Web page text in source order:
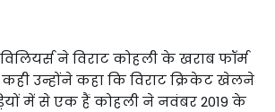
ने विराट कोहली के खराब फॉर्म
उन्होंने कहा कि विराट क्रिकेट खेलने
में से एक हैं कोहली ने नवंबर 2019 के